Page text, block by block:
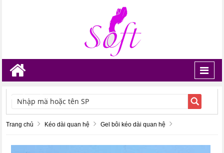
TÌM KIẾM
Trang chủ Kéo dài quan hệ Gel bôi kéo dài quan hệ